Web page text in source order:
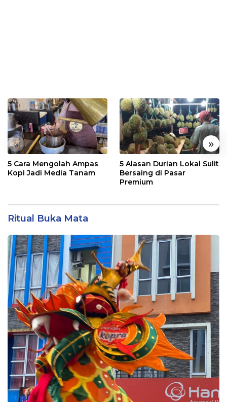
« »
5 Cara Mengolah Ampas
Kopi Jadi Media Tanam
5 Alasan Durian Lokal Sulit
Bersaing di Pasar
Premium
Ritual Buka Mata